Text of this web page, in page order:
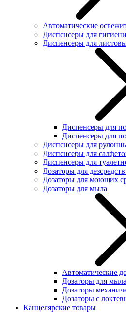
Автоматические
Диспенсеры для
Диспенсеры для
Диспенсеры для
Диспенсеры для
Диспенсеры для
Диспенсеры для
Диспенсеры для
Дозаторы для дезсредств
Дозаторы для моющих
Дозаторы для мыла
Автоматические
Дозаторы для
Дозаторы
Дозаторы с
Канцелярские товары